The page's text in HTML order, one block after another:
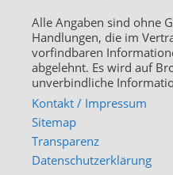
Alle Angaben sind ohne
Handlungen, die im
vorfindbaren
abgelehnt. Es wird auf
unverbindliche
Kontakt / Impressum
Sitemap
Transparenz
Datenschutzerklärung